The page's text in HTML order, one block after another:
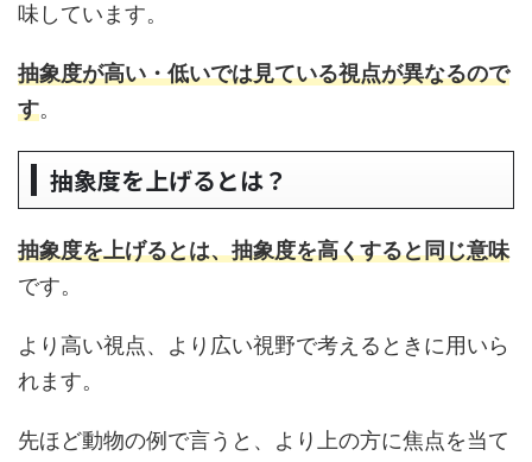
味しています。
抽象度が高い・低いでは見ている視点が異なるので
す。
抽象度を上げるとは？
抽象度を上げるとは、抽象度を高くすると同じ意味
です。
より高い視点、より広い視野で考えるときに用いら
れます。
先ほど動物の例で言うと、より上の方に焦点を当て